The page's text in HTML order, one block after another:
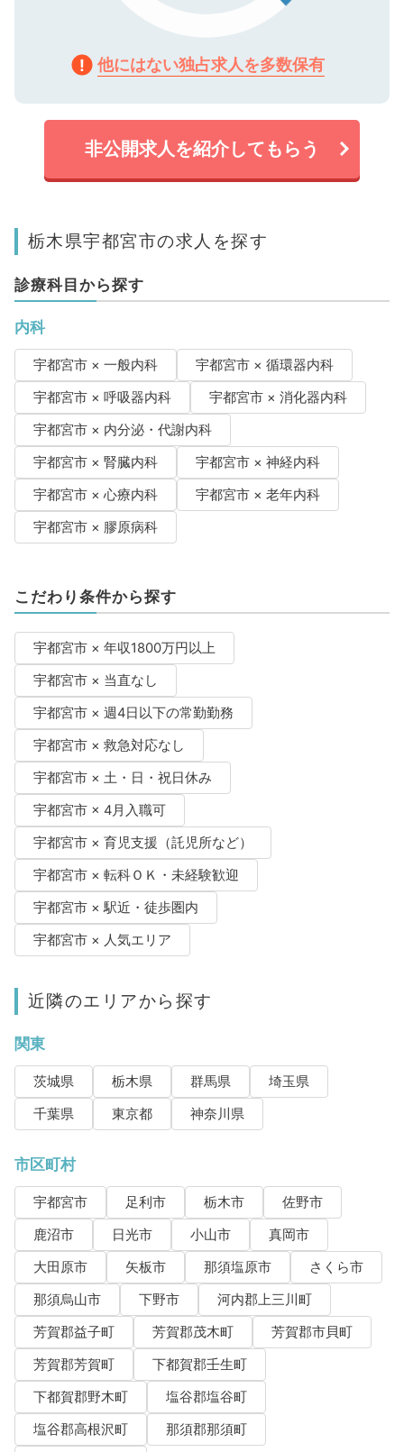
他にはない独占求人を多数保有
非公開求人を紹介してもらう
栃木県宇都宮市の求人を探す
診療科目から探す
内科
宇都宮市 × 一般内科
宇都宮市 × 循環器内科
宇都宮市 × 呼吸器内科
宇都宮市 × 消化器内科
宇都宮市 × 内分泌・代謝内科
宇都宮市 × 腎臓内科
宇都宮市 × 神経内科
宇都宮市 × 心療内科
宇都宮市 × 老年内科
宇都宮市 × 膠原病科
こだわり条件から探す
宇都宮市 × 年収1800万円以上
宇都宮市 × 当直なし
宇都宮市 × 週4日以下の常勤勤務
宇都宮市 × 救急対応なし
宇都宮市 × 土・日・祝日休み
宇都宮市 × 4月入職可
宇都宮市 × 育児支援（託児所など）
宇都宮市 × 転科ＯＫ・未経験歓迎
宇都宮市 × 駅近・徒歩圏内
宇都宮市 × 人気エリア
近隣のエリアから探す
関東
茨城県 栃木県 群馬県
埼玉県
千葉県
東京都 神奈川県
市区町村
宇都宮市 足利市 栃木市
佐野市
鹿沼市
日光市 小山市
真岡市
大田原市
矢板市 那須塩原市
さくら市
那須烏山市
下野市
河内郡上三川町
芳賀郡益子町
芳賀郡茂木町
芳賀郡市貝町
芳賀郡芳賀町
下都賀郡壬生町
下都賀郡野木町
塩谷郡塩谷町
塩谷郡高根沢町
那須郡那須町